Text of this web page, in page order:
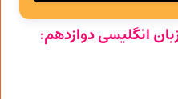
انگلیسی دوازدهم: